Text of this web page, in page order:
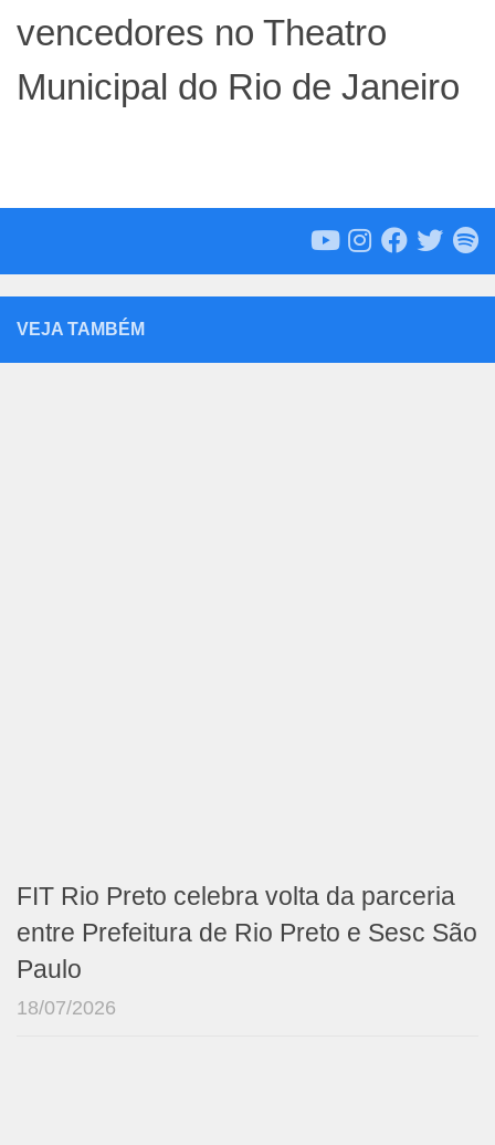
vencedores no Theatro
Municipal do Rio de Janeiro
VEJA TAMBÉM
FIT Rio Preto celebra volta da parceria
entre Prefeitura de Rio Preto e Sesc São
Paulo
18/07/2026